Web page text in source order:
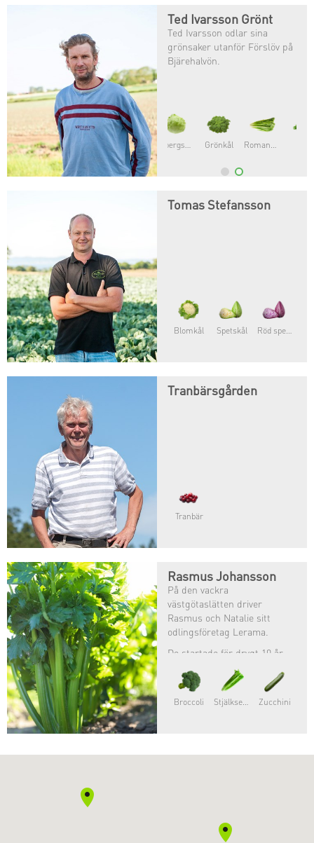
Ted Ivarsson Grönt
Ted Ivarsson odlar sina
grönsaker utanför Förslöv på
Bjärehalvön.
Grönkål Romansallat Dill
Tomas Stefansson
Blomkål Spetskål Röd spetskål
Tranbärsgården
Tranbär
Rasmus Johansson
På den vackra
västgötaslätten driver
Rasmus och Natalie sitt
odlingsföretag Lerama.
De startade för drygt 10 år
sedan och odlar enbart
ekologiskt. Förutom
spannmål och potatis så
odlar de roman, fänkål och
Broccoli Stjälkselleri Zucchini